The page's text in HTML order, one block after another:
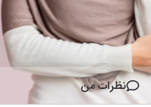
نظرات من